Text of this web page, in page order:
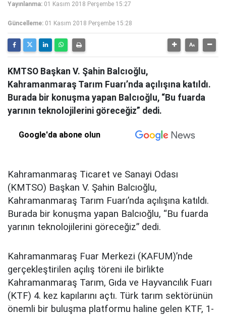
Yayınlanma: 01 Kasım 2018 Perşembe 15:27
Güncelleme: 01 Kasım 2018 Perşembe 15:28
KMTSO Başkan V. Şahin Balcıoğlu,
Kahramanmaraş Tarım Fuarı’nda açılışına katıldı.
Burada bir konuşma yapan Balcıoğlu, “Bu fuarda
yarının teknolojilerini göreceğiz” dedi.
Google'da abone olun
Kahramanmaraş Ticaret ve Sanayi Odası
(KMTSO) Başkan V. Şahin Balcıoğlu,
Kahramanmaraş Tarım Fuarı’nda açılışına katıldı.
Burada bir konuşma yapan Balcıoğlu, “Bu fuarda
yarının teknolojilerini göreceğiz” dedi.
Kahramanmaraş Fuar Merkezi (KAFUM)’nde
gerçekleştirilen açılış töreni ile birlikte
Kahramanmaraş Tarım, Gıda ve Hayvancılık Fuarı
(KTF) 4. kez kapılarını açtı. Türk tarım sektörünün
önemli bir buluşma platformu haline gelen KTF, 1-